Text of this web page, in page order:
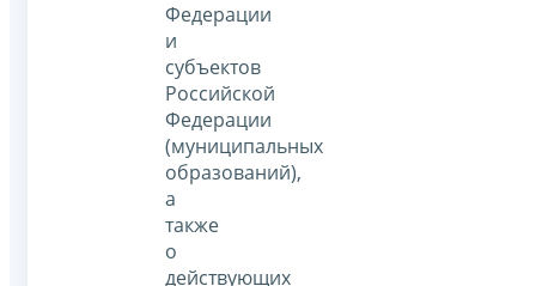
Федерации
и
субъектов
Российской
Федерации
(муниципальных
образований),
а
также
о
действующих